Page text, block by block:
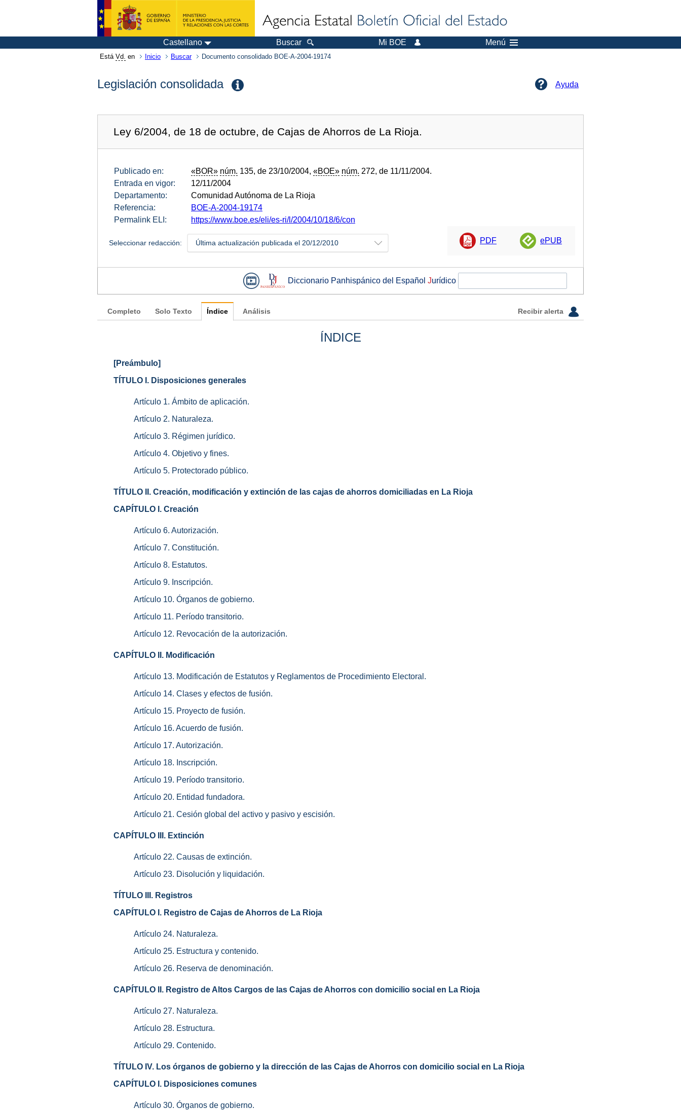
Castellano Buscar Mi BOE Menú
Está Vd. en Inicio Buscar Documento consolidado BOE-A-2004-19174
Legislación consolidada Ayuda
Ley 6/2004, de 18 de octubre, de Cajas de Ahorros de La Rioja.
Publicado en: «BOR» núm. 135, de 23/10/2004, «BOE» núm. 272, de 11/11/2004.
Entrada en vigor:
12/11/2004
Departamento:
Comunidad Autónoma de La Rioja
Referencia:
BOE-A-2004-19174
Permalink ELI:
https://www.boe.es/eli/es-ri/l/2004/10/18/6/con
Seleccionar redacción: Última actualización publicada el 20/12/2010 PDF ePUB
Diccionario Panhispánico del Español Jurídico
Completo Solo Texto Índice Análisis Recibir alerta
ÍNDICE
[Preámbulo]
TÍTULO I. Disposiciones generales
Artículo 1. Ámbito de aplicación.
Artículo 2. Naturaleza.
Artículo 3. Régimen jurídico.
Artículo 4. Objetivo y fines.
Artículo 5. Protectorado público.
TÍTULO II. Creación, modificación y extinción de las cajas de ahorros domiciliadas en La Rioja
CAPÍTULO I. Creación
Artículo 6. Autorización.
Artículo 7. Constitución.
Artículo 8. Estatutos.
Artículo 9. Inscripción.
Artículo 10. Órganos de gobierno.
Artículo 11. Período transitorio.
Artículo 12. Revocación de la autorización.
CAPÍTULO II. Modificación
Artículo 13. Modificación de Estatutos y Reglamentos de Procedimiento Electoral.
Artículo 14. Clases y efectos de fusión.
Artículo 15. Proyecto de fusión.
Artículo 16. Acuerdo de fusión.
Artículo 17. Autorización.
Artículo 18. Inscripción.
Artículo 19. Período transitorio.
Artículo 20. Entidad fundadora.
Artículo 21. Cesión global del activo y pasivo y escisión.
CAPÍTULO III. Extinción
Artículo 22. Causas de extinción.
Artículo 23. Disolución y liquidación.
TÍTULO III. Registros
CAPÍTULO I. Registro de Cajas de Ahorros de La Rioja
Artículo 24. Naturaleza.
Artículo 25. Estructura y contenido.
Artículo 26. Reserva de denominación.
CAPÍTULO II. Registro de Altos Cargos de las Cajas de Ahorros con domicilio social en La Rioja
Artículo 27. Naturaleza.
Artículo 28. Estructura.
Artículo 29. Contenido.
TÍTULO IV. Los órganos de gobierno y la dirección de las Cajas de Ahorros con domicilio social en La Rioja
CAPÍTULO I. Disposiciones comunes
Artículo 30. Órganos de gobierno.